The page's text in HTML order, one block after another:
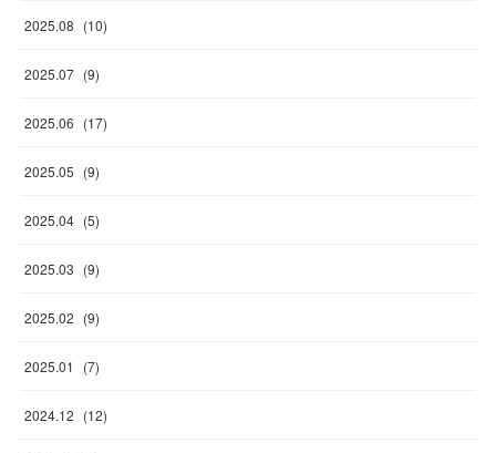
2025.08 (10)
2025.07 (9)
2025.06 (17)
2025.05 (9)
2025.04 (5)
2025.03 (9)
2025.02 (9)
2025.01 (7)
2024.12 (12)